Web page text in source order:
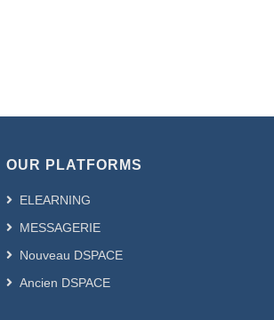
OUR PLATFORMS
ELEARNING
MESSAGERIE
Nouveau DSPACE
Ancien DSPACE